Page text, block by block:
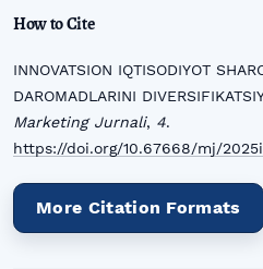
How to Cite
INNOVATSION IQTISODIYOT
DAROMADLARINI
Marketing Jurnali, 4.
https://doi.org/10.67668/mj/
More Citation Formats